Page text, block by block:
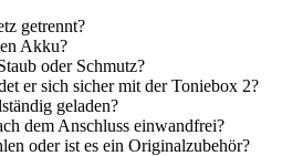
getrennt?
Akku?
oder Schmutz?
er sich sicher mit der Toniebox 2?
geladen?
dem Anschluss einwandfrei?
oder ist es ein Originalzubehör?